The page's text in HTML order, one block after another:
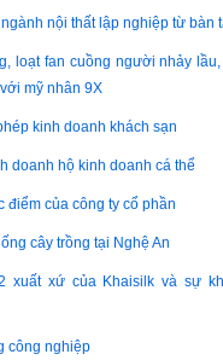
nội thất lập nghiệp từ bàn
loạt fan cuồng người nhảy
mỹ nhân 9X
kinh doanh khách sạn
doanh hộ kinh doanh cá thể
điểm của công ty cổ phần
cây trồng tại Nghệ An
xuất xứ của Khaisilk và sự
công nghiệp